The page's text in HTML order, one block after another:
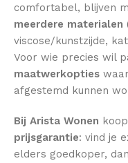
comfortabel, blijven
meerdere materialen
viscose/kunstzijde,
Voor wie precies wil
maatwerkopties
afgestemd kunnen
Bij Arista Wonen
prijsgarantie: vind je
elders goedkoper, dan